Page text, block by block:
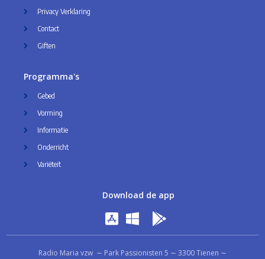
Privacy Verklaring
Contact
Giften
Programma's
Gebed
Vorming
Informatie
Onderricht
Variëteit
Download de app
Radio Maria vzw ∼ Park Passionisten 5 ∼ 3300 Tienen ∼